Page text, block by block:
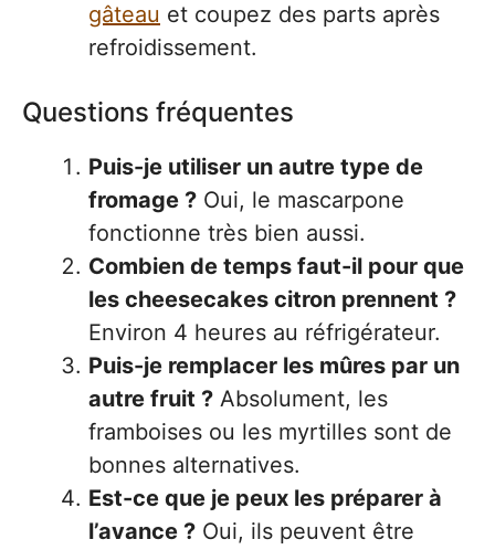
gâteau et coupez des parts après
refroidissement.
Questions fréquentes
Puis-je utiliser un autre type de
fromage ? Oui, le mascarpone
fonctionne très bien aussi.
Combien de temps faut-il pour que
les cheesecakes citron prennent ?
Environ 4 heures au réfrigérateur.
Puis-je remplacer les mûres par un
autre fruit ? Absolument, les
framboises ou les myrtilles sont de
bonnes alternatives.
Est-ce que je peux les préparer à
l’avance ? Oui, ils peuvent être